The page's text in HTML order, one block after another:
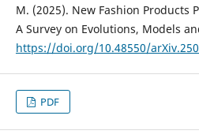
M. (2025). New Fashion Products
A Survey on Evolutions, Models
https://doi.org/10.48550/
PDF